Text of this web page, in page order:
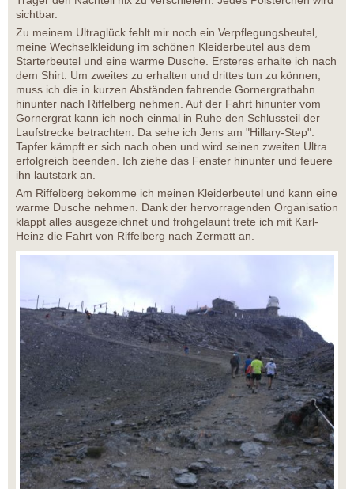
sichtbar.
Zu meinem Ultraglück fehlt mir noch ein Verpflegungsbeutel,
meine Wechselkleidung im schönen Kleiderbeutel aus dem
Starterbeutel und eine warme Dusche. Ersteres erhalte ich nach
dem Shirt. Um zweites zu erhalten und drittes tun zu können,
muss ich die in kurzen Abständen fahrende Gornergratbahn
hinunter nach Riffelberg nehmen. Auf der Fahrt hinunter vom
Gornergrat kann ich noch einmal in Ruhe den Schlussteil der
Laufstrecke betrachten. Da sehe ich Jens am "Hillary-Step".
Tapfer kämpft er sich nach oben und wird seinen zweiten Ultra
erfolgreich beenden. Ich ziehe das Fenster hinunter und feuere
ihn lautstark an.
Am Riffelberg bekomme ich meinen Kleiderbeutel und kann eine
warme Dusche nehmen. Dank der hervorragenden Organisation
klappt alles ausgezeichnet und frohgelaunt trete ich mit Karl-
Heinz die Fahrt von Riffelberg nach Zermatt an.